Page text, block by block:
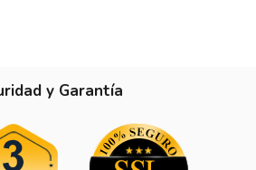
y Garantía